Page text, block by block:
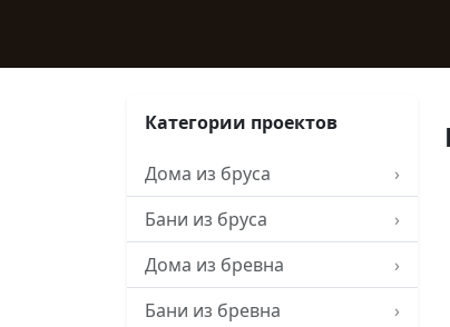
Категории проектов
Дома из бруса
›
Бани из бруса
›
Дома из бревна
›
Бани из бревна
›